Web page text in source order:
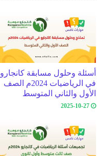
أسئلة وحلول مسابقة كانجارو
في الرياضيات 2024م الصف
الأول والثاني المتوسط
2025-10-27